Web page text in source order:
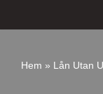
innehåll
Hem » Lån Utan